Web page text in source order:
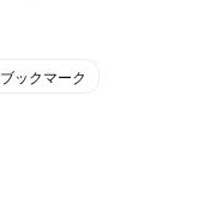
ブックマーク